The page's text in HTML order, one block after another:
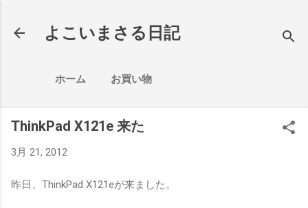
よこいまさる日記
ホーム お買い物
ThinkPad X121e 来た
3月 21, 2012
昨日、ThinkPad X121eが来ました。